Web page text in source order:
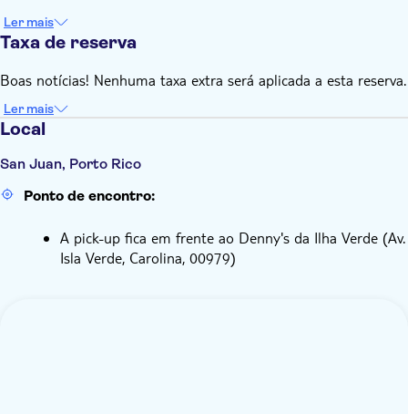
Ler mais
Taxa de reserva
Boas notícias! Nenhuma taxa extra será aplicada a esta reserva.
Ler mais
Local
San Juan, Porto Rico
Ponto de encontro:
A pick-up fica em frente ao Denny's da Ilha Verde (Av.
Isla Verde, Carolina, 00979)